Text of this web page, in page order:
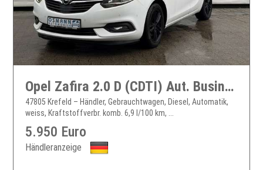
Opel Zafira 2.0 D (CDTI) Aut. Business Edition PDC
47805 Krefeld – Händler, Gebrauchtwagen, Diesel, Automatik,
weiss, Kraftstoffverbr. komb. 6,9 l/100 km, ...
5.950 Euro
Händleranzeige